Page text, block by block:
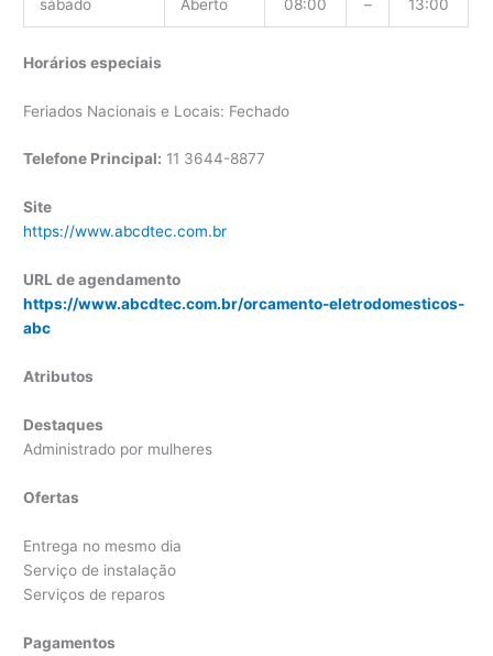
sábado Aberto 08:00 – 13:00
Horários especiais
Feriados Nacionais e Locais: Fechado
Telefone Principal: 11 3644-8877
Site
https://www.abcdtec.com.br
URL de agendamento
https://www.abcdtec.com.br/orcamento-eletrodomesticos-
abc
Atributos
Destaques
Administrado por mulheres
Ofertas
Entrega no mesmo dia
Serviço de instalação
Serviços de reparos
Pagamentos